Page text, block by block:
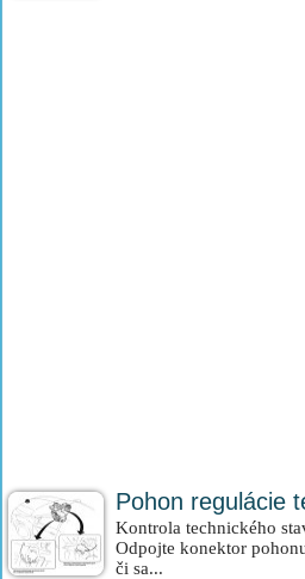
Pohon regulácie
Kontrola technického
Odpojte konektor
či sa...